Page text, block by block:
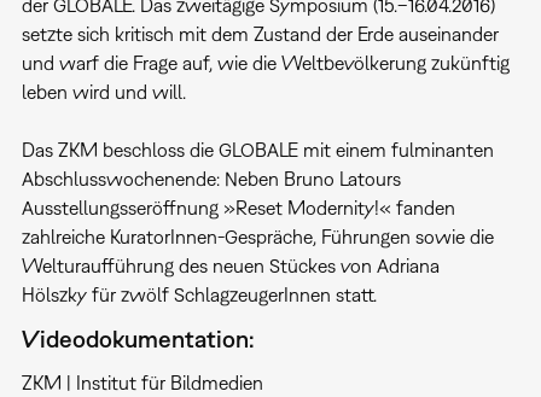
der GLOBALE. Das zweitägige Symposium (15.–16.04.2016)
setzte sich kritisch mit dem Zustand der Erde auseinander
und warf die Frage auf, wie die Weltbevölkerung zukünftig
leben wird und will.
Das ZKM beschloss die GLOBALE mit einem fulminanten
Abschlusswochenende: Neben Bruno Latours
Ausstellungsseröffnung »Reset Modernity!« fanden
zahlreiche KuratorInnen-Gespräche, Führungen sowie die
Welturaufführung des neuen Stückes von Adriana
Hölszky für zwölf SchlagzeugerInnen statt.
Videodokumentation:
ZKM | Institut für Bildmedien